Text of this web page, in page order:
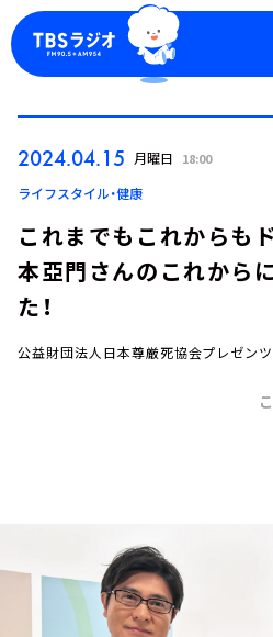
ログイン
YouTube
会社情報
2024.04.15 月曜日 18:00
ライフスタイル・健康
これまでもこれからも
本亞門さんのこれから
た！
公益財団法人日本尊厳死協会プレゼン